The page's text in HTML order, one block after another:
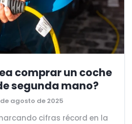
comprar un coche
segunda mano?
agosto de 2025
cifras récord en la